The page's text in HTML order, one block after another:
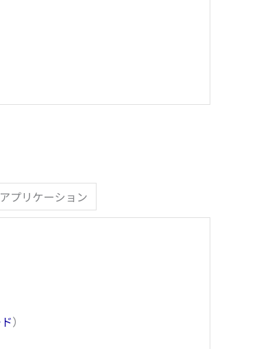
プリケーション
）